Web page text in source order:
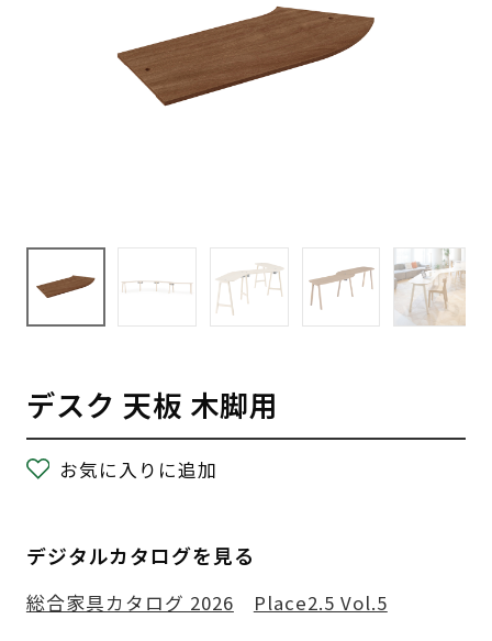
デスク 天板 木脚用
お気に入りに追加
デジタルカタログを見る
総合家具カタログ 2026 Place2.5 Vol.5